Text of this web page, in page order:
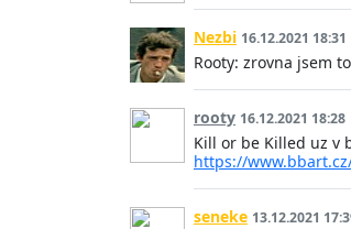
Nezbi 16.12.2021 18:31
Rooty: zrovna jsem
rooty 16.12.2021 18:28
Kill or be Killed uz v
https://
seneke 13.12.2021